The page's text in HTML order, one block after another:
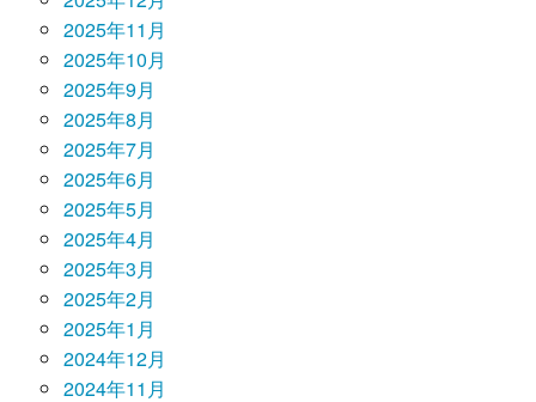
2025年11月
2025年10月
2025年9月
2025年8月
2025年7月
2025年6月
2025年5月
2025年4月
2025年3月
2025年2月
2025年1月
2024年12月
2024年11月